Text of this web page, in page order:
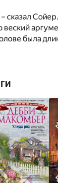
– сказал
веский
была